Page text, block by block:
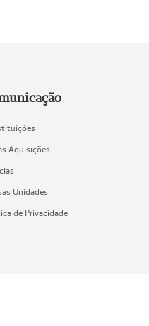
Aquisições
Unidades
de Privacidade